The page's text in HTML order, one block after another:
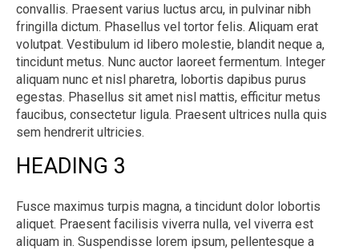
convallis. Praesent varius luctus arcu, in pulvinar nibh
fringilla dictum. Phasellus vel tortor felis. Aliquam erat
volutpat. Vestibulum id libero molestie, blandit neque a,
tincidunt metus. Nunc auctor laoreet fermentum. Integer
aliquam nunc et nisl pharetra, lobortis dapibus purus
egestas. Phasellus sit amet nisl mattis, efficitur metus
faucibus, consectetur ligula. Praesent ultrices nulla quis
sem hendrerit ultricies.
HEADING 3
Fusce maximus turpis magna, a tincidunt dolor lobortis
aliquet. Praesent facilisis viverra nulla, vel viverra est
aliquam in. Suspendisse lorem ipsum, pellentesque a